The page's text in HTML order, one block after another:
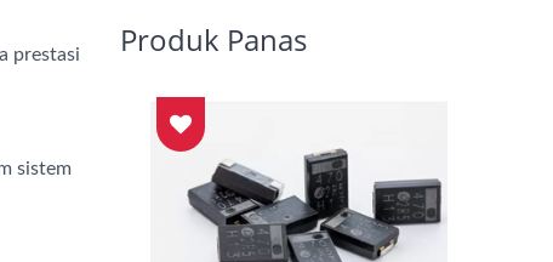
prestasi
sistem
Produk Panas